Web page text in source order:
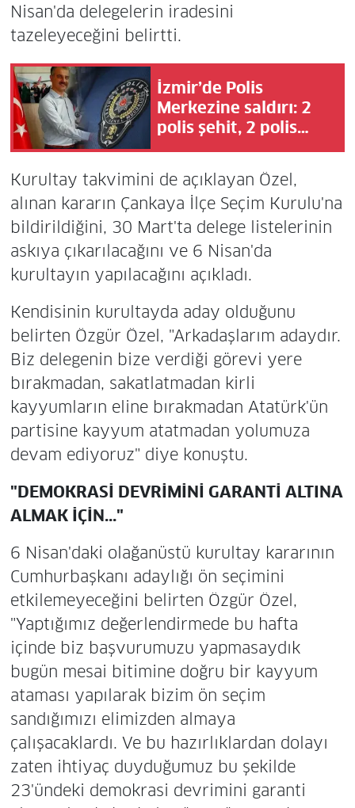
Nisan'da delegelerin iradesini
tazeleyeceğini belirtti.
İzmir’de Polis
Merkezine saldırı: 2
polis şehit, 2 polis
yaralı!
Kurultay takvimini de açıklayan Özel,
alınan kararın Çankaya İlçe Seçim Kurulu'na
bildirildiğini, 30 Mart'ta delege listelerinin
askıya çıkarılacağını ve 6 Nisan'da
kurultayın yapılacağını açıkladı.
Kendisinin kurultayda aday olduğunu
belirten Özgür Özel, "Arkadaşlarım adaydır.
Biz delegenin bize verdiği görevi yere
bırakmadan, sakatlatmadan kirli
kayyumların eline bırakmadan Atatürk'ün
partisine kayyum atatmadan yolumuza
devam ediyoruz" diye konuştu.
"DEMOKRASİ DEVRİMİNİ GARANTİ ALTINA
ALMAK İÇİN..."
6 Nisan'daki olağanüstü kurultay kararının
Cumhurbaşkanı adaylığı ön seçimini
etkilemeyeceğini belirten Özgür Özel,
"Yaptığımız değerlendirmede bu hafta
içinde biz başvurumuzu yapmasaydık
bugün mesai bitimine doğru bir kayyum
ataması yapılarak bizim ön seçim
sandığımızı elimizden almaya
çalışacaklardı. Ve bu hazırlıklardan dolayı
zaten ihtiyaç duyduğumuz bu şekilde
23'ündeki demokrasi devrimini garanti